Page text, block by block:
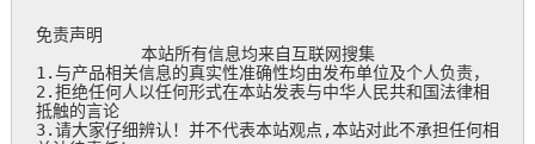
免责声明
本站所有信息均来自互联网搜集
1.与产品相关信息的真实性准确性均由发布单位及个人负责，
2.拒绝任何人以任何形式在本站发表与中华人民共和国法律相
抵触的言论
3.请大家仔细辨认！并不代表本站观点,本站对此不承担任何相